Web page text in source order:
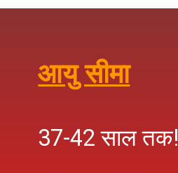
आयु सीमा
37-42 साल तक!